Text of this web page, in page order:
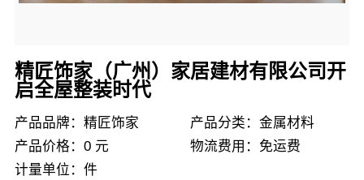
精匠饰家（广州）家居建材有限公司开
启全屋整装时代
产品品牌：精匠饰家
产品分类：金属材料
产品价格：0 元
物流费用：免运费
计量单位：件